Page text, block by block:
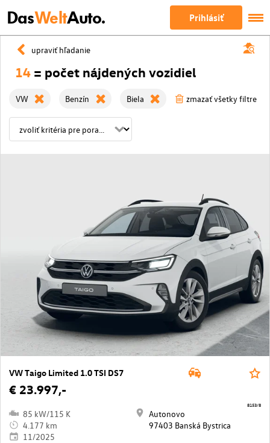
DasWeltAuto. Prihlásiť
upraviť hľadanie
14 = počet nájdených vozidiel
VW Benzín Biela zmazať všetky filtre
VW Taigo Limited 1.0 TSI DS7
€ 23.997,-
85 kW/115 K
4.177 km
11/2025
Autonovo
97403 Banská Bystrica
8153/8